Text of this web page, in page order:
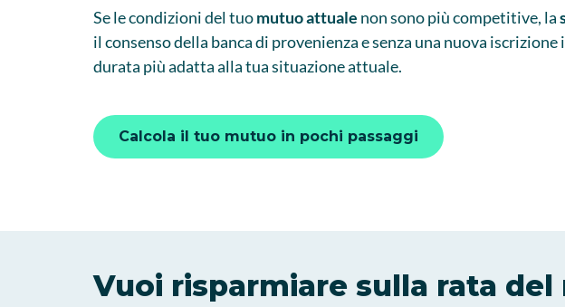
Se le condizioni del tuomutuo attuale non sono più competitive, la
il consenso della banca di provenienza e senza una nuova
durata più adatta alla tua situazione attuale.
Calcola il tuo mutuo in pochi passaggi
Vuoi risparmiare sulla rata del